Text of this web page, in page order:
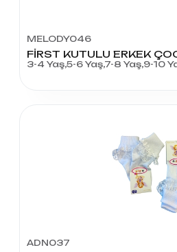
MELODY046
FİRST KUTULU ERKEK
3-4 Yaş,5-6 Yaş,7-8 Yaş,9-10
ADN037